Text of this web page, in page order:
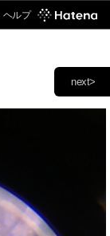
ヘルプ
next>